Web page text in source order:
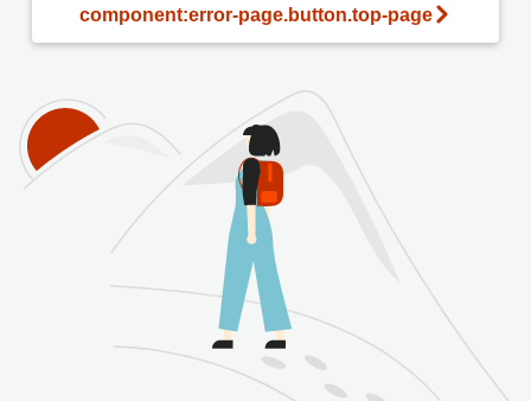
component:error-page.button.top-page